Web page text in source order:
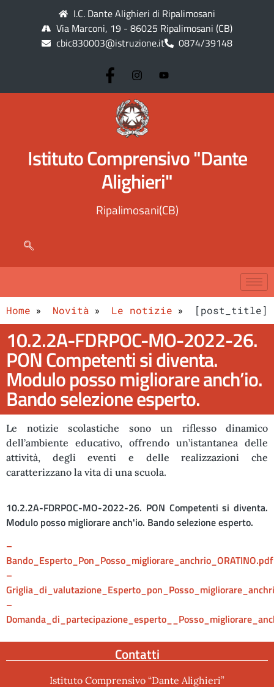
I.C. Dante Alighieri di Ripalimosani
Via Marconi, 19 - 86025 Ripalimosani (CB)
cbic830003@istruzione.it
0874/39148
Istituto Comprensivo "Dante
Alighieri"
Ripalimosani(CB)
Home Novità Le notizie [post_title]
10.2.2A-FDRPOC-MO-2022-26.
PON Competenti si diventa.
Modulo posso migliorare anch’io.
Bando selezione esperto.
Le notizie scolastiche sono un riflesso dinamico
dell’ambiente educativo, offrendo un’istantanea delle
attività, degli eventi e delle realizzazioni che
caratterizzano la vita di una scuola.
10.2.2A-FDRPOC-MO-2022-26. PON Competenti si diventa.
Modulo posso migliorare anch'io. Bando selezione esperto.
–
Bando_Esperto_Pon_Posso_migliorare_anchrio_ORATINO.pdf
–
–
Contatti
Istituto Comprensivo “Dante Alighieri”